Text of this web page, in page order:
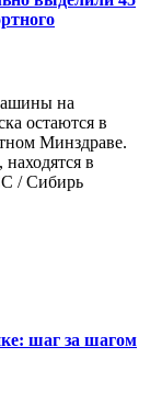
на
остаются в
Минздраве.
в
/ Сибирь
шаг за шагом